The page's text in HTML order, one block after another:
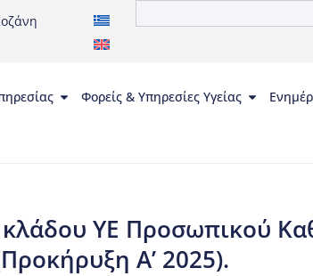
Φορείς & Υπηρεσίες Υγείας
ΥΕ Προσωπικού
Α’ 2025).